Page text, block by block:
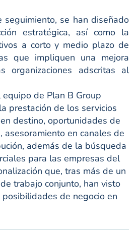
seguimiento, se han diseñado
estratégica, así como la
a corto y medio plazo de
que impliquen una mejora
organizaciones adscritas al
de Plan B Group
prestación de los servicios
destino, oportunidades de
asesoramiento en canales de
además de la búsqueda
para las empresas del
que, tras más de un
trabajo conjunto, han visto
de negocio en